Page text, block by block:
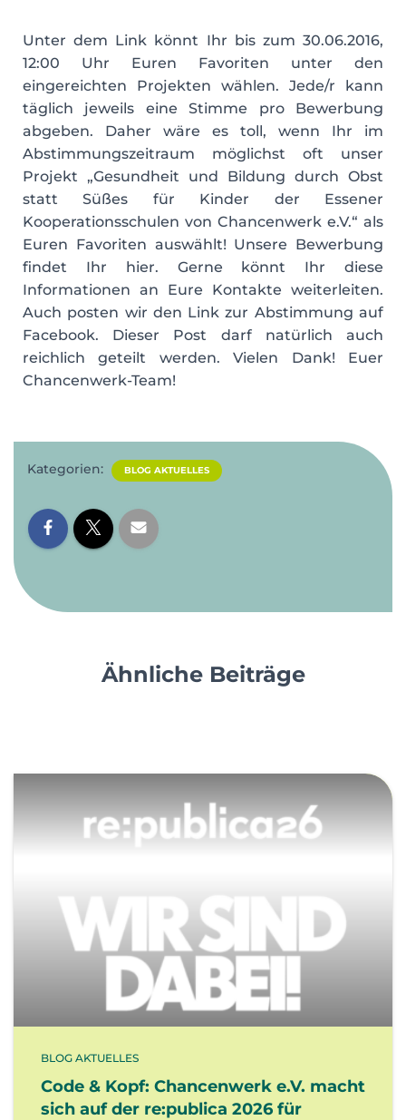
Unter dem Link könnt Ihr bis zum 30.06.2016,
12:00 Uhr Euren Favoriten unter den
eingereichten Projekten wählen. Jede/r kann
täglich jeweils eine Stimme pro Bewerbung
abgeben. Daher wäre es toll, wenn Ihr im
Abstimmungszeitraum möglichst oft unser
Projekt „Gesundheit und Bildung durch Obst
statt Süßes für Kinder der Essener
Kooperationsschulen von Chancenwerk e.V.“ als
Euren Favoriten auswählt! Unsere Bewerbung
findet Ihr hier. Gerne könnt Ihr diese
Informationen an Eure Kontakte weiterleiten.
Auch posten wir den Link zur Abstimmung auf
Facebook. Dieser Post darf natürlich auch
reichlich geteilt werden. Vielen Dank! Euer
Chancenwerk-Team!
Kategorien: BLOG AKTUELLES
Ähnliche Beiträge
BLOG AKTUELLES
Code & Kopf: Chancenwerk e.V. macht
sich auf der re:publica 2026 für